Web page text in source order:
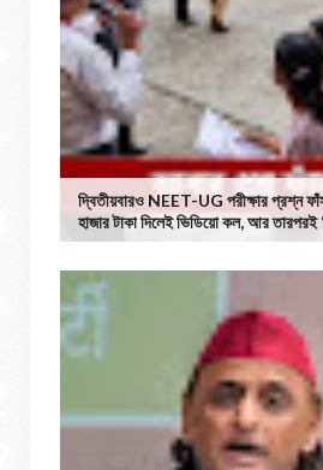
দ্বিতীয়বারও NEET-UG পরীক্ষার
হাজার টাকা দিলেই ভিডিয়ো কল, আর